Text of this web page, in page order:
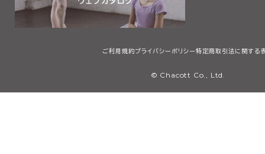
ご利用規約プライバシーポリシー 特定商取引法に関する
© Chacott Co., Ltd.